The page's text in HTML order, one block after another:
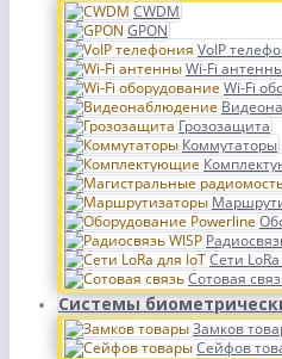
CWDM
GPON
VoIP
Wi-Fi
Wi-Fi
Грозозащита
Коммутаторы
Сети
Сотовая
Системы
Замков
Сейфов